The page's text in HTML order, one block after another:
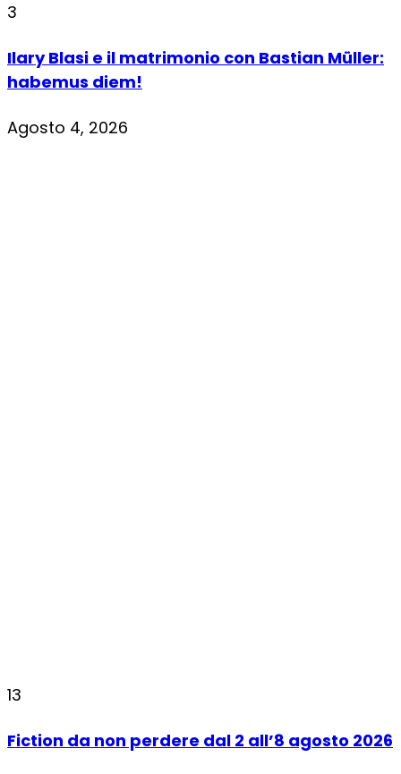
3
Ilary Blasi e il matrimonio con Bastian Müller:
habemus diem!
Agosto 4, 2026
13
Fiction da non perdere dal 2 all’8 agosto 2026